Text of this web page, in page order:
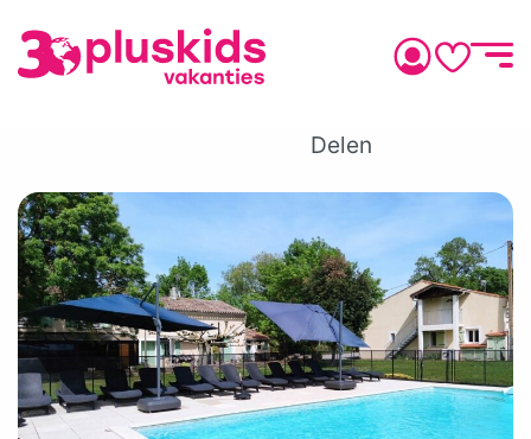
Delen